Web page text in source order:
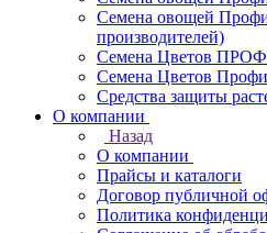
Семена овощей
производителей)
Семена Цветов
Семена Цветов Профи
Средства защиты
О компании
Назад
О компании
Прайсы и каталоги
Договор публичной
Политика